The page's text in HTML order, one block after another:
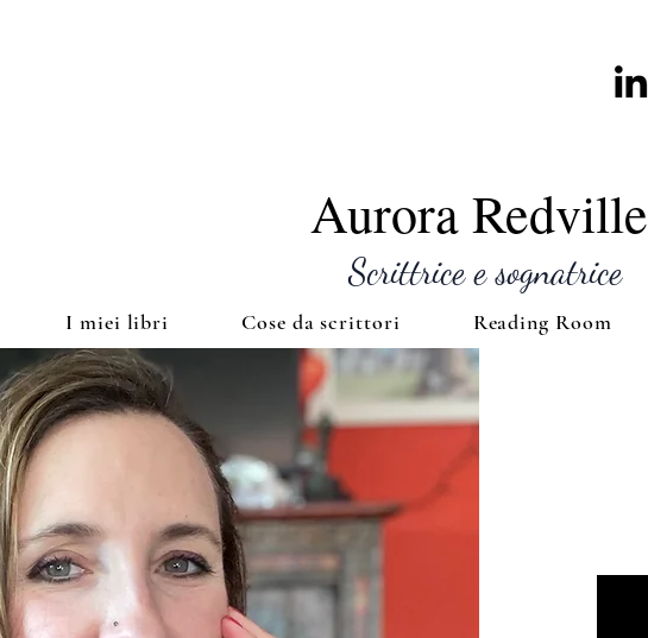
Aurora Redville
Scrittrice e sognatrice
I miei libri Cose da scrittori Reading Room